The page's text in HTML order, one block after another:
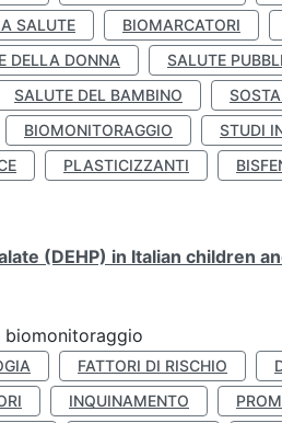
SALUTE BIOMARCATORI
DELLA DONNA SALUTE
SALUTE DEL BAMBINO
BIOMONITORAGGIO STUDI
PLASTICIZZANTI
(DEHP) in Italian children
biomonitoraggio
FATTORI DI RISCHIO
INQUINAMENTO